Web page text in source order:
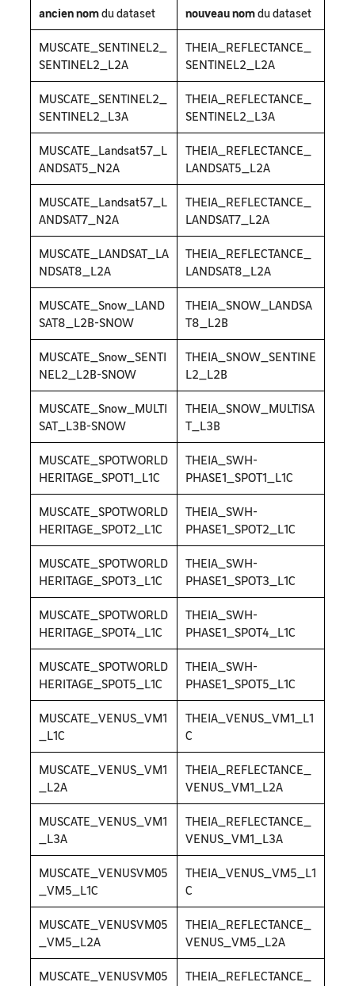
ancien nomdu dataset nouveau nomdu dataset
MUSCATE_SENTINEL2_
SENTINEL2_L2A
THEIA_REFLECTANCE_
SENTINEL2_L2A
MUSCATE_SENTINEL2_
SENTINEL2_L3A
THEIA_REFLECTANCE_
SENTINEL2_L3A
MUSCATE_Landsat57_L
ANDSAT5_N2A
THEIA_REFLECTANCE_
LANDSAT5_L2A
MUSCATE_Landsat57_L
ANDSAT7_N2A
THEIA_REFLECTANCE_
LANDSAT7_L2A
MUSCATE_LANDSAT_LA
NDSAT8_L2A
THEIA_REFLECTANCE_
LANDSAT8_L2A
MUSCATE_Snow_LAND
SAT8_L2B-SNOW
THEIA_SNOW_LANDSA
T8_L2B
MUSCATE_Snow_SENTI
NEL2_L2B-SNOW
THEIA_SNOW_SENTINE
L2_L2B
MUSCATE_Snow_MULTI
SAT_L3B-SNOW
THEIA_SNOW_MULTISA
T_L3B
MUSCATE_SPOTWORLD
HERITAGE_SPOT1_L1C
THEIA_SWH-
PHASE1_SPOT1_L1C
MUSCATE_SPOTWORLD
HERITAGE_SPOT2_L1C
THEIA_SWH-
PHASE1_SPOT2_L1C
MUSCATE_SPOTWORLD
HERITAGE_SPOT3_L1C
THEIA_SWH-
PHASE1_SPOT3_L1C
MUSCATE_SPOTWORLD
HERITAGE_SPOT4_L1C
THEIA_SWH-
PHASE1_SPOT4_L1C
MUSCATE_SPOTWORLD
HERITAGE_SPOT5_L1C
THEIA_SWH-
PHASE1_SPOT5_L1C
MUSCATE_VENUS_VM1
_L1C
THEIA_VENUS_VM1_L1
C
MUSCATE_VENUS_VM1
_L2A
THEIA_REFLECTANCE_
VENUS_VM1_L2A
MUSCATE_VENUS_VM1
_L3A
THEIA_REFLECTANCE_
VENUS_VM1_L3A
MUSCATE_VENUSVM05
_VM5_L1C
THEIA_VENUS_VM5_L1
C
MUSCATE_VENUSVM05
_VM5_L2A
THEIA_REFLECTANCE_
VENUS_VM5_L2A
MUSCATE_VENUSVM05
THEIA_REFLECTANCE_